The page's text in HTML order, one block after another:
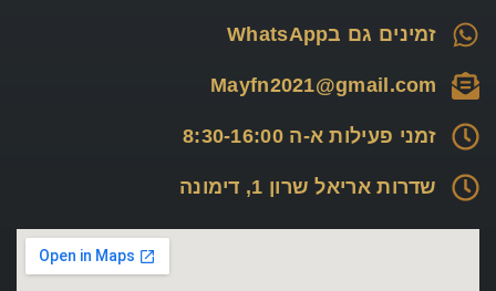
זמינים גם בWhatsApp
Mayfn2021@gmail.com
זמני פעילות א-ה 8:30-16:00
שדרות אריאל שרון 1, דימונה